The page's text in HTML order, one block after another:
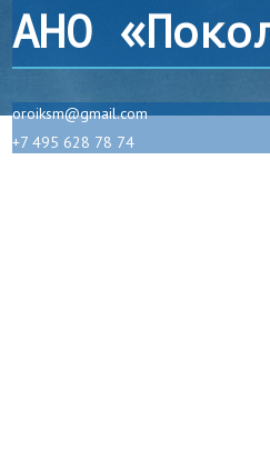
АНО
oroiksm@gmail.com
+7 495 628 78 74